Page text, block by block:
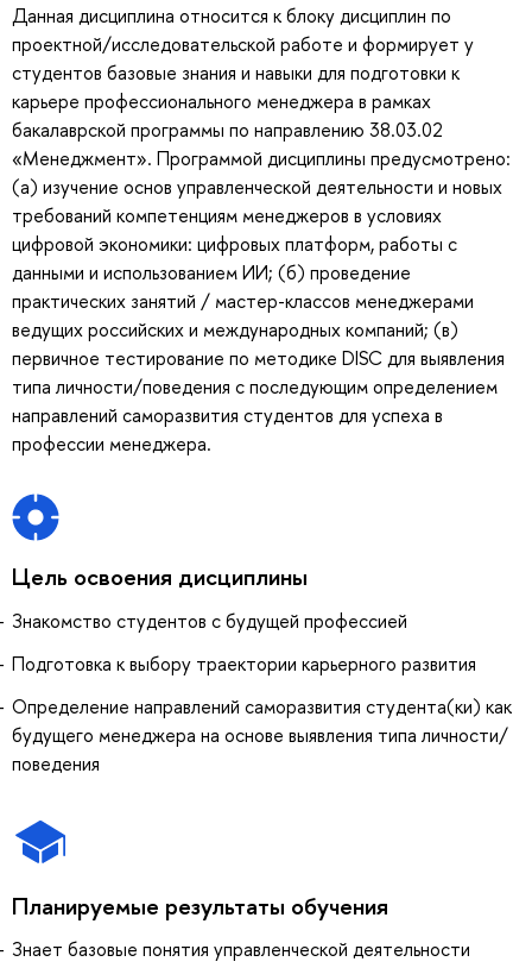
Данная дисциплина относится к блоку дисциплин по
проектной/исследовательской работе и формирует у
студентов базовые знания и навыки для подготовки к
карьере профессионального менеджера в рамках
бакалаврской программы по направлению 38.03.02
«Менеджмент». Программой дисциплины предусмотрено:
(а) изучение основ управленческой деятельности и новых
требований компетенциям менеджеров в условиях
цифровой экономики: цифровых платформ, работы с
данными и использованием ИИ; (б) проведение
практических занятий / мастер-классов менеджерами
ведущих российских и международных компаний; (в)
первичное тестирование по методике DISC для выявления
типа личности/поведения с последующим определением
направлений саморазвития студентов для успеха в
профессии менеджера.
Цель освоения дисциплины
Знакомство студентов с будущей профессией
Подготовка к выбору траектории карьерного развития
Определение направлений саморазвития студента(ки) как
будущего менеджера на основе выявления типа личности/
поведения
Планируемые результаты обучения
Знает базовые понятия управленческой деятельности